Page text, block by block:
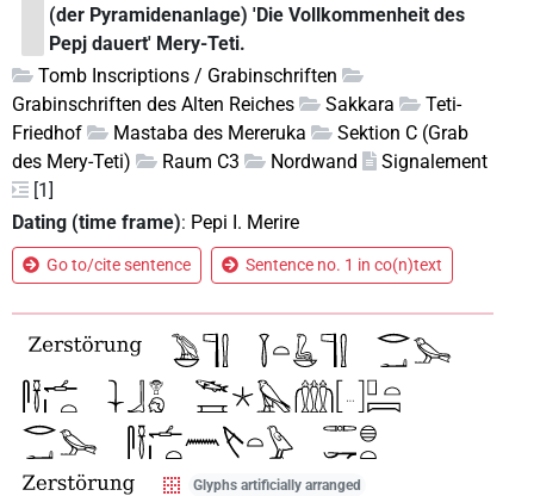
(der Pyramidenanlage) 'Die Vollkommenheit des
Pepj dauert' Mery-Teti.
Tomb Inscriptions / Grabinschriften
Grabinschriften des Alten Reiches
Sakkara
Teti-
Friedhof
Mastaba des Mereruka
Sektion C (Grab
des Mery-Teti)
Raum C3 Nordwand
Signalement
[1]
Dating (time frame): Pepi I. Merire
Go to/cite sentence Sentence no. 1 in co(n)text
Glyphs artificially arranged